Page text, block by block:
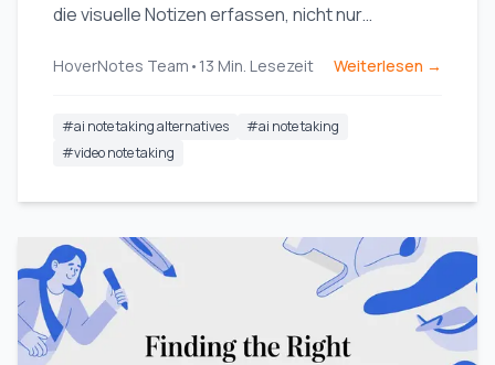
die visuelle Notizen erfassen, nicht nur
HoverNotes Team • 13 Min. Lesezeit Weiterlesen →
#ai note taking alternatives #ai note taking
#video note taking